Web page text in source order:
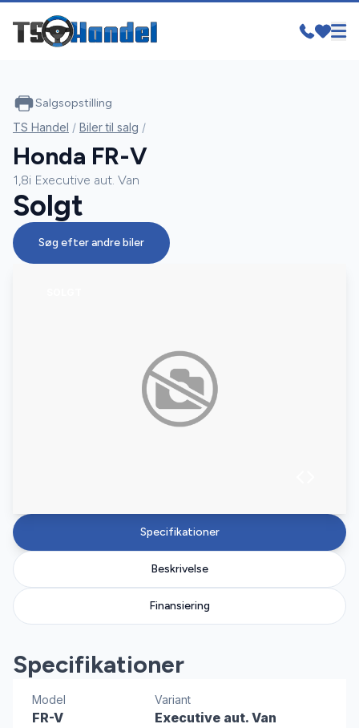
Specifikationer
Beskrivelse
Finansiering
Specifikationer
Model
FR-V
Variant
Executive aut. Van
Salgsopstilling
TS Handel / Biler til salg /
Honda FR-V
1,8i Executive aut. Van
Solgt
Søg efter andre biler